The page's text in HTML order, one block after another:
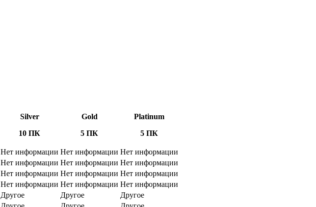
Silver
10 ПК
Gold
5 ПК
Platinum
5 ПК
Нет информации Нет информации Нет информации
Нет информации Нет информации Нет информации
Нет информации Нет информации Нет информации
Нет информации Нет информации Нет информации
Другое Другое
Другое